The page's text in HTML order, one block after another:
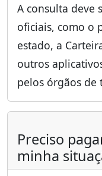
A consulta deve
oficiais, como o
estado, a
outros
pelos órgãos de
Preciso
minha